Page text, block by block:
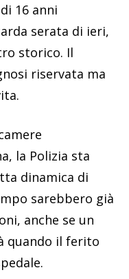
16 anni
serata di ieri,
storico. Il
riservata ma
la Polizia sta
dinamica di
sarebbero già
anche se un
quando il ferito